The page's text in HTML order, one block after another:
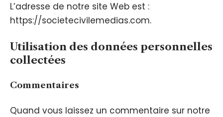
L’adresse de notre site Web est :
https://societecivilemedias.com.
Utilisation des données personnelles
collectées
Commentaires
Quand vous laissez un commentaire sur notre